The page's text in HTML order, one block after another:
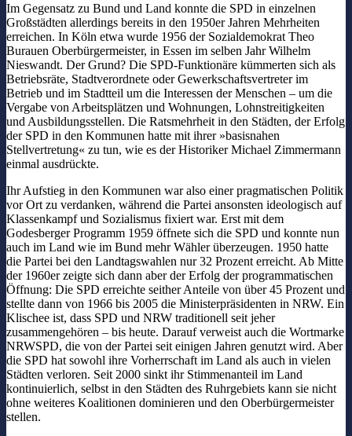
Im Gegensatz zu Bund und Land konnte die SPD in einzelnen
Großstädten allerdings bereits in den 1950er Jahren Mehrheiten
erreichen. In Köln etwa wurde 1956 der Sozialdemokrat Theo
Burauen Oberbürgermeister, in Essen im selben Jahr Wilhelm
Nieswandt. Der Grund? Die SPD-Funktionäre kümmerten sich als
Betriebsräte, Stadtverordnete oder Gewerkschaftsvertreter im
Betrieb und im Stadtteil um die Interessen der Menschen – um die
Vergabe von Arbeitsplätzen und Wohnungen, Lohnstreitigkeiten
und Ausbildungsstellen. Die Ratsmehrheit in den Städten, der Erfolg
der SPD in den Kommunen hatte mit ihrer »basisnahen
Stellvertretung« zu tun, wie es der Historiker Michael Zimmermann
einmal ausdrückte.
Ihr Aufstieg in den Kommunen war also einer pragmatischen Politik
vor Ort zu verdanken, während die Partei ansonsten ideologisch auf
Klassenkampf und Sozialismus fixiert war. Erst mit dem
Godesberger Programm 1959 öffnete sich die SPD und konnte nun
auch im Land wie im Bund mehr Wähler überzeugen. 1950 hatte
die Partei bei den Landtagswahlen nur 32 Prozent erreicht. Ab Mitte
der 1960er zeigte sich dann aber der Erfolg der programmatischen
Öffnung: Die SPD erreichte seither Anteile von über 45 Prozent und
stellte dann von 1966 bis 2005 die Ministerpräsidenten in NRW. Ein
Klischee ist, dass SPD und NRW traditionell seit jeher
zusammengehören – bis heute. Darauf verweist auch die Wortmarke
NRWSPD, die von der Partei seit einigen Jahren genutzt wird. Aber
die SPD hat sowohl ihre Vorherrschaft im Land als auch in vielen
Städten verloren. Seit 2000 sinkt ihr Stimmenanteil im Land
kontinuierlich, selbst in den Städten des Ruhrgebiets kann sie nicht
ohne weiteres Koalitionen dominieren und den Oberbürgermeister
stellen.